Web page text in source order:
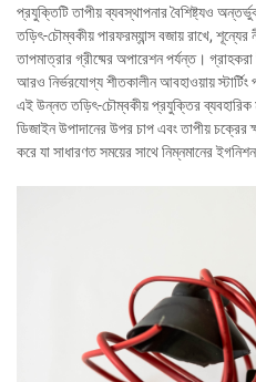
প্রযুক্তিটি তাপীয় ব্যবস্থাপনার বৈশিষ্ট্যও
তড়িৎ-চৌম্বকীয় পারফরম্যান্স বজায় রাখে,
তাপমাত্রার গ্রীষ্মের অপারেশন পর্যন্ত।
আরও নির্ভরযোগ্য শীতকালীন আবহাওয়ায় স্টার্টিং
এই উন্নত তড়িৎ-চৌম্বকীয় প্রযুক্তির
ডিজাইন উপাদানের উপর চাপ এবং তাপীয় চক্রের
করে যা সাধারণত সময়ের সাথে নিম্নমানের